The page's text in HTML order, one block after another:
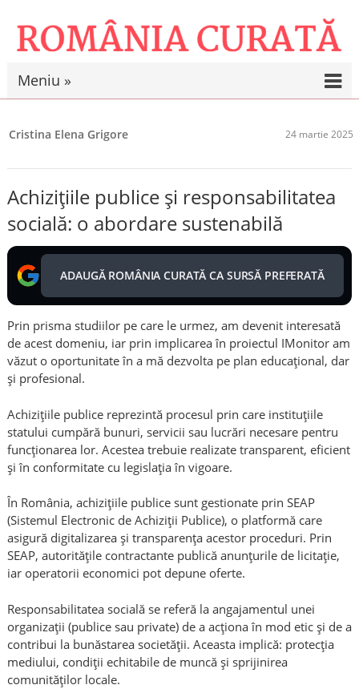
Meniu »
Cristina Elena Grigore 24 martie 2025
Achizițiile publice și responsabilitatea
socială: o abordare sustenabilă
ADAUGĂ ROMÂNIA CURATĂ CA SURSĂ PREFERATĂ
Prin prisma studiilor pe care le urmez, am devenit interesată
de acest domeniu, iar prin implicarea în proiectul IMonitor am
văzut o oportunitate în a mă dezvolta pe plan educațional, dar
și profesional.
Achizițiile publice reprezintă procesul prin care instituțiile
statului cumpără bunuri, servicii sau lucrări necesare pentru
funcționarea lor. Acestea trebuie realizate transparent, eficient
și în conformitate cu legislația în vigoare.
În România, achizițiile publice sunt gestionate prin SEAP
(Sistemul Electronic de Achiziții Publice), o platformă care
asigură digitalizarea și transparența acestor proceduri. Prin
SEAP, autoritățile contractante publică anunțurile de licitație,
iar operatorii economici pot depune oferte.
Responsabilitatea socială se referă la angajamentul unei
organizații (publice sau private) de a acționa în mod etic și de a
contribui la bunăstarea societății. Aceasta implică: protecția
mediului, condiții echitabile de muncă și sprijinirea
comunităților locale.